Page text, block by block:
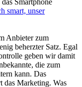
smart, unser
Anbieter zum
beherzter Satz. Egal
geben wir damit
die zum
kann. Das
das Marketing. Was